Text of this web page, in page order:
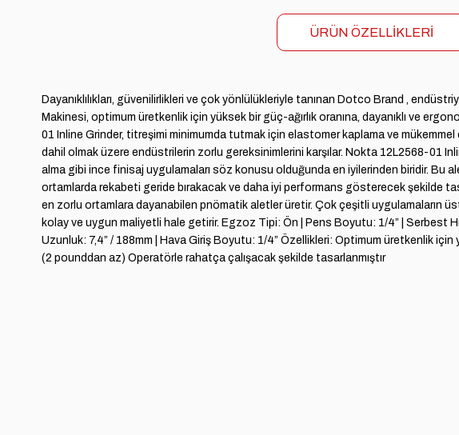
ÜRÜN ÖZELLIKLERI
Dayanıklılıkları, güvenilirlikleri ve çok yönlülükleriyle tanınan Dotco Brand ,
Makinesi, optimum üretkenlik için yüksek bir güç-ağırlık oranına, dayanıklı ve
01 Inline Grinder, titreşimi minimumda tutmak için elastomer kaplama ve
dahil olmak üzere endüstrilerin zorlu gereksinimlerini karşılar. Nokta 12L2568-01
alma gibi ince finisaj uygulamaları söz konusu olduğunda en iyilerinden biridir. Bu
ortamlarda rekabeti geride bırakacak ve daha iyi performans gösterecek şekilde
en zorlu ortamlara dayanabilen pnömatik aletler üretir. Çok çeşitli uygulamaların
kolay ve uygun maliyetli hale getirir. Egzoz Tipi: Ön | Pens Boyutu: 1/4” | Serbest
Uzunluk: 7,4” / 188mm | Hava Giriş Boyutu: 1/4” Özellikleri: Optimum üretkenlik
(2 pounddan az) Operatörle rahatça çalışacak şekilde tasarlanmıştır